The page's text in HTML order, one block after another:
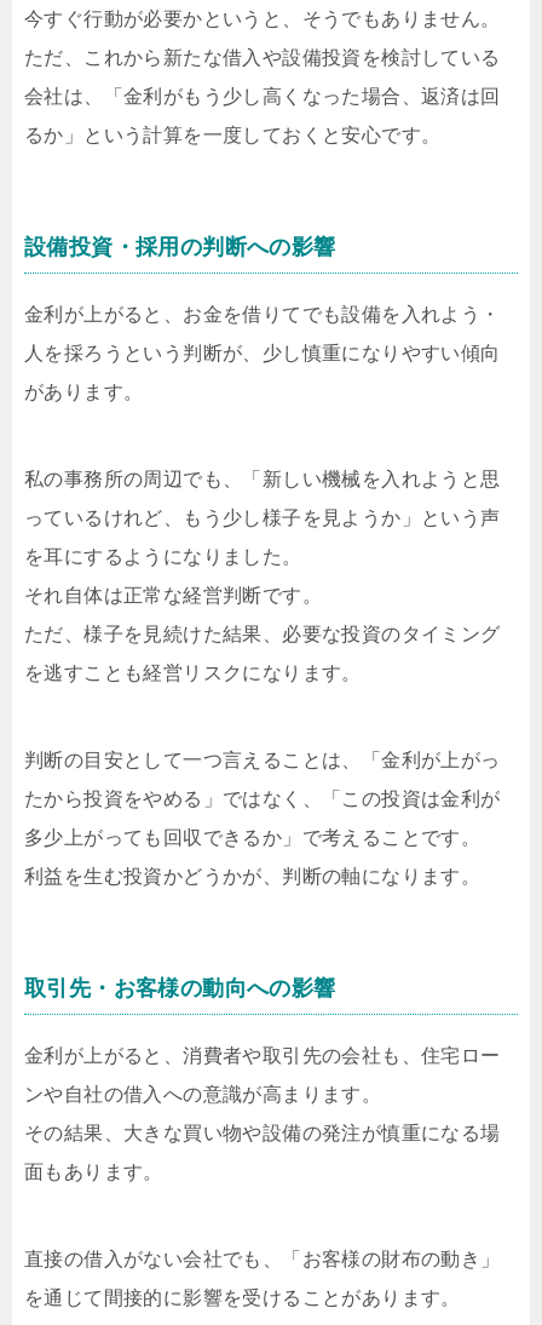
今すぐ行動が必要かというと、そうでもありません。
ただ、これから新たな借入や設備投資を検討している
会社は、「金利がもう少し高くなった場合、返済は回
るか」という計算を一度しておくと安心です。
設備投資・採用の判断への影響
金利が上がると、お金を借りてでも設備を入れよう・
人を採ろうという判断が、少し慎重になりやすい傾向
があります。
私の事務所の周辺でも、「新しい機械を入れようと思
っているけれど、もう少し様子を見ようか」という声
を耳にするようになりました。
それ自体は正常な経営判断です。
ただ、様子を見続けた結果、必要な投資のタイミング
を逃すことも経営リスクになります。
判断の目安として一つ言えることは、「金利が上がっ
たから投資をやめる」ではなく、「この投資は金利が
多少上がっても回収できるか」で考えることです。
利益を生む投資かどうかが、判断の軸になります。
取引先・お客様の動向への影響
金利が上がると、消費者や取引先の会社も、住宅ロー
ンや自社の借入への意識が高まります。
その結果、大きな買い物や設備の発注が慎重になる場
面もあります。
直接の借入がない会社でも、「お客様の財布の動き」
を通じて間接的に影響を受けることがあります。